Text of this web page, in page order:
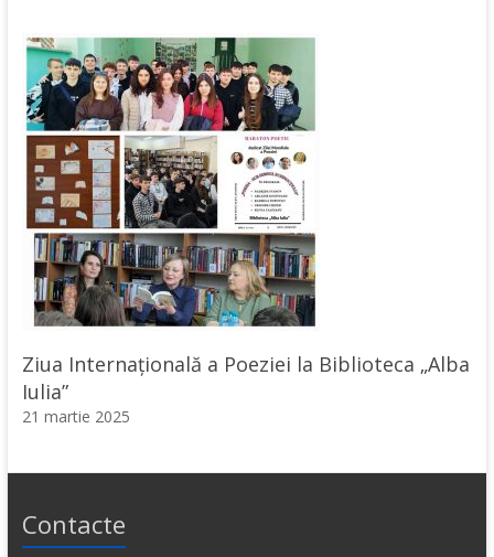
Ziua Internațională a Poeziei la Biblioteca „Alba
Iulia”
21 martie 2025
Contacte